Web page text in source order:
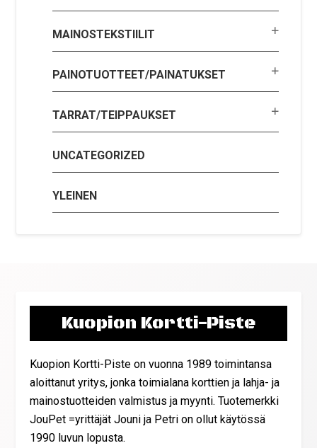
MAINOSTEKSTIILIT
PAINOTUOTTEET/PAINATUKSET
TARRAT/TEIPPAUKSET
UNCATEGORIZED
YLEINEN
Kuopion Kortti-Piste
Kuopion Kortti-Piste on vuonna 1989 toimintansa
aloittanut yritys, jonka toimialana korttien ja lahja- ja
mainostuotteiden valmistus ja myynti. Tuotemerkki
JouPet =yrittäjät Jouni ja Petri on ollut käytössä
1990 luvun lopusta.